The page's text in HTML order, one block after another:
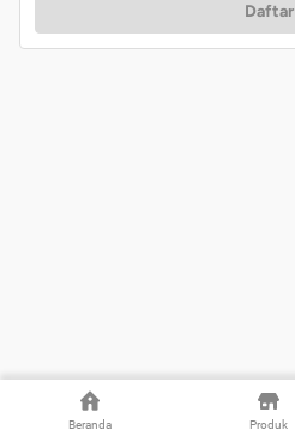
Beranda Produk
Daftar